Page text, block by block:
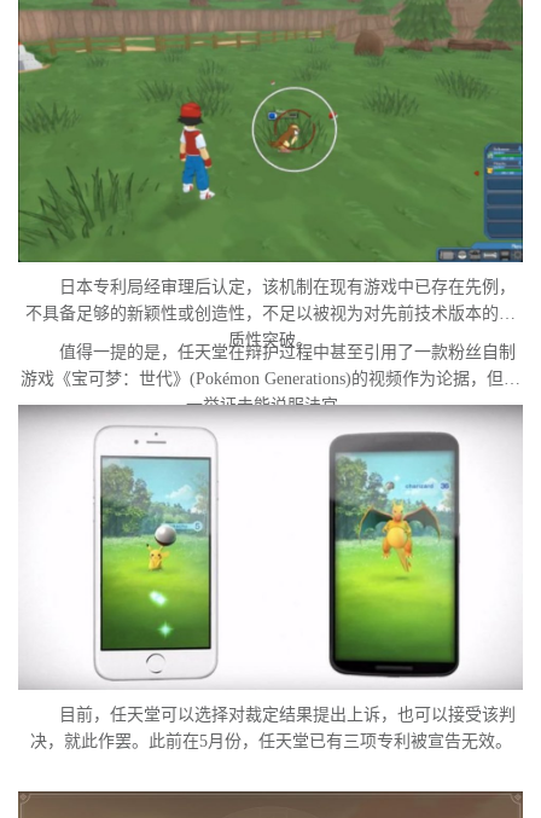
中。外界普遍认为，这很可能是任天堂在当前时间点针对此项专利
发起诉讼的直接原因。
日本专利局经审理后认定，该机制在现有游戏中已存在先例，
不具备足够的新颖性或创造性，不足以被视为对先前技术版本的实
质性突破。
值得一提的是，任天堂在辩护过程中甚至引用了一款粉丝自制
游戏《宝可梦：世代》(Pokémon Generations)的视频作为论据，但这
一举证未能说服法官。
目前，任天堂可以选择对裁定结果提出上诉，也可以接受该判
决，就此作罢。此前在5月份，任天堂已有三项专利被宣告无效。